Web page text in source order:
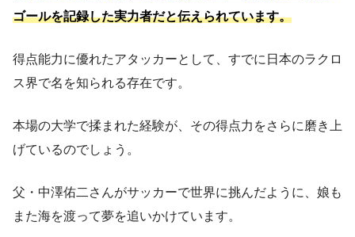
ゴールを記録した実力者だと伝えられています。
得点能力に優れたアタッカーとして、すでに日本のラクロ
ス界で名を知られる存在です。
本場の大学で揉まれた経験が、その得点力をさらに磨き上
げているのでしょう。
父・中澤佑二さんがサッカーで世界に挑んだように、娘も
また海を渡って夢を追いかけています。